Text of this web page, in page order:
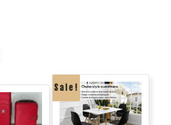
Sale!